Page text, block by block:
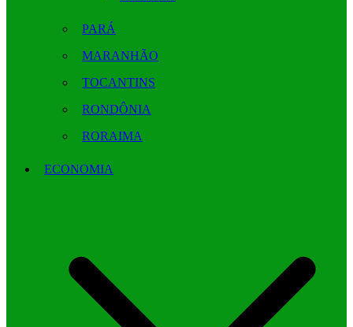
PARÁ
MARANHÃO
TOCANTINS
RONDÔNIA
RORAIMA
ECONOMIA